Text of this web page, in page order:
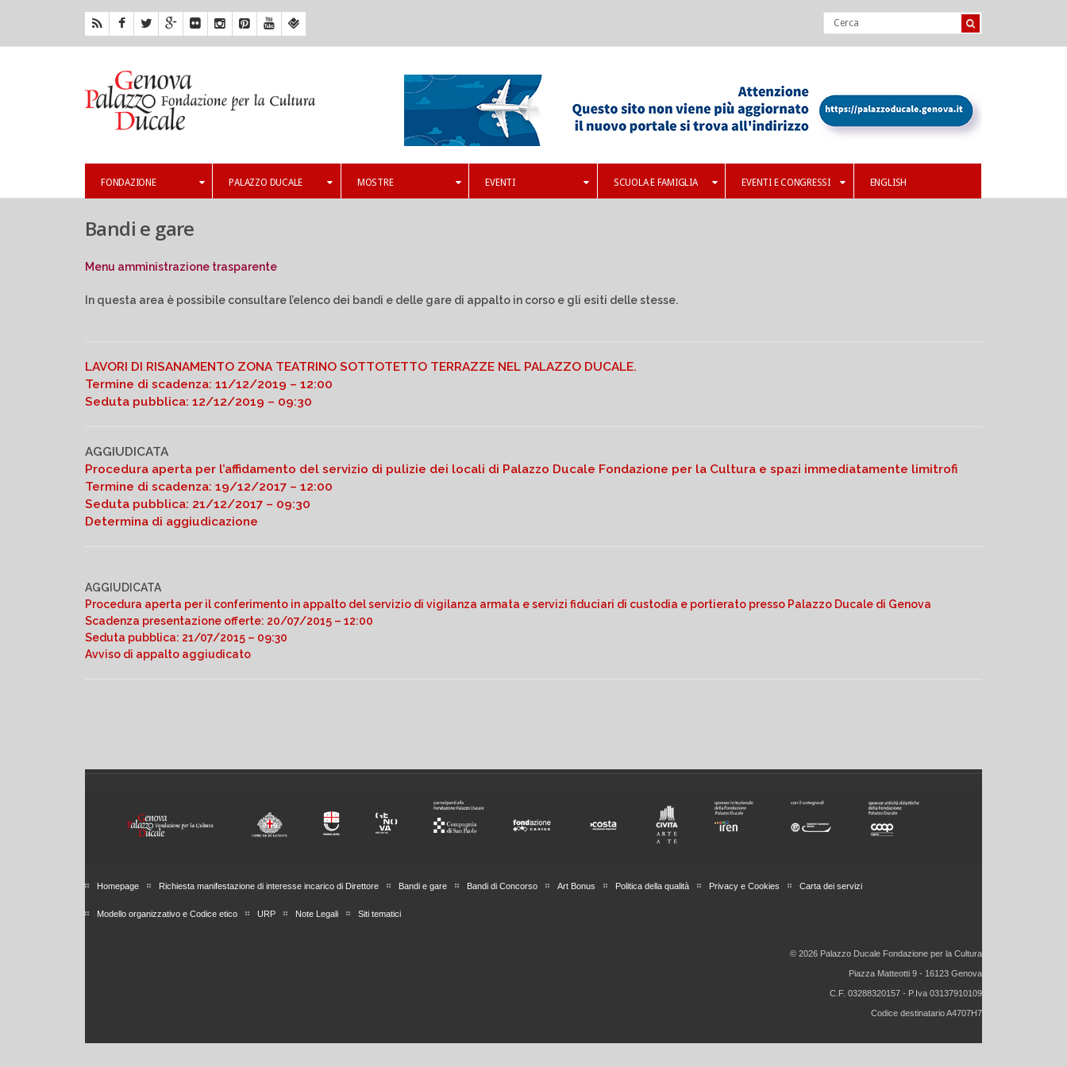
FONDAZIONE PALAZZO DUCALE MOSTRE EVENTI SCUOLA E FAMIGLIA EVENTI E CONGRESSI ENGLISH
Bandi e gare
Menu amministrazione trasparente
In questa area è possibile consultare l’elenco dei bandi e delle gare di appalto in corso e gli esiti delle stesse.
LAVORI DI RISANAMENTO ZONA TEATRINO SOTTOTETTO TERRAZZE NEL PALAZZO DUCALE.
Termine di scadenza: 11/12/2019 – 12:00
Seduta pubblica: 12/12/2019 – 09:30
AGGIUDICATA
Procedura aperta per l’affidamento del servizio di pulizie dei locali di Palazzo Ducale Fondazione per la Cultura e spazi immediatamente limitrofi
Termine di scadenza: 19/12/2017 – 12:00
Seduta pubblica: 21/12/2017 – 09:30
Determina di aggiudicazione
AGGIUDICATA
Procedura aperta per il conferimento in appalto del servizio di vigilanza armata e servizi fiduciari di custodia e portierato presso Palazzo Ducale di Genova
Scadenza presentazione offerte: 20/07/2015 – 12:00
Seduta pubblica: 21/07/2015 – 09:30
Avviso di appalto aggiudicato
Homepage Richiesta manifestazione di interesse incarico di Direttore Bandi e gare Bandi di Concorso Art Bonus Politica della qualità Privacy e Cookies Carta dei servizi
Modello organizzativo e Codice etico URP Note Legali Siti tematici
© 2026 Palazzo Ducale Fondazione per la Cultura
Piazza Matteotti 9 - 16123 Genova
C.F. 03288320157 - P.Iva 03137910109
Codice destinatario A4707H7